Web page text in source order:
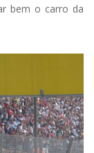
bem o carro da